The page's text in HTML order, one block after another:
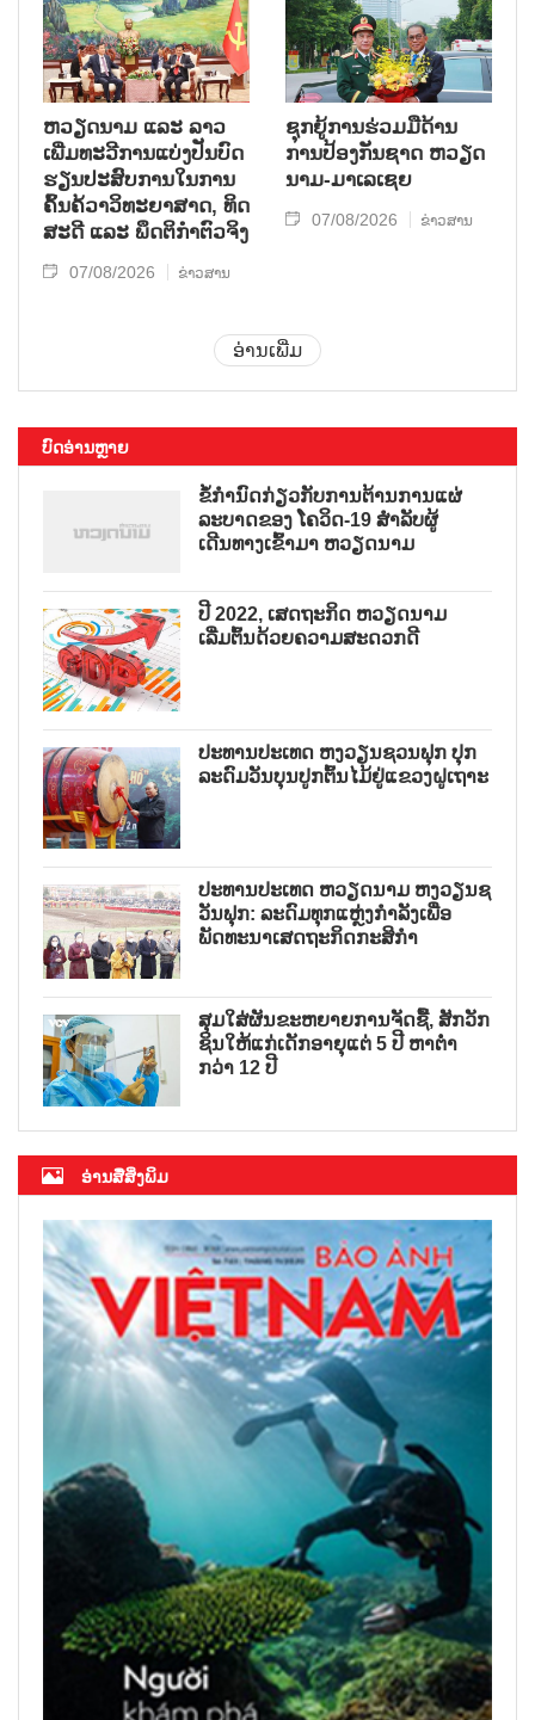
ຫວຽດ​ນາມ ແລະ ລາວ​
ເພີ່ມ​ທະ​ວີ​ການ​ແບ່​ງ​ປັນ​ບົດ​
ຮຽນ​ປະ​ສົບ​ການ​ໃນ​ການ​
ຄົ້ນ​ຄ້​ວາ​ວິ​ທະ​ຍາ​ສາດ, ທິດ​
ສະ​ດີ ແລະ ພຶດ​ຕິ​ກຳຕົວ​ຈິງ
07/08/2026 ຂ່າວສານ
ຊຸກ​ຍູ້​ການ​ຮ່ວມ​ມື​ດ້ານ​
ການ​ປ້ອງ​ກັນ​ຊາດ ຫວຽດ​
ນາມ-ມາ​ເລ​ເຊຍ
07/08/2026 ຂ່າວສານ
ອ່ານເພີ່ມ
ບົດອ່ານຫຼາຍ
ຂໍ້ກຳນົດກ່ຽວກັບການຕ້ານການແຜ່
ລະບາດຂອງ ໂຄວິດ-19 ສຳລັບຜູ້
ເດີນທາງເຂົ້າມາ ຫວຽດນາມ
ປີ 2022, ເສດຖະກິດ ຫວຽດນາມ
ເລີ່ມຕົ້ນດ້ວຍຄວາມສະດວກດີ
ປະທານປະເທດ ຫງວຽນຊວນຟຸກ ປຸກ
ລະດົມວັນບຸນປູກຕົ້ນໄມ້ຢູ່ແຂວງຝູເຖາະ
ປະທານປະເທດ ຫວຽດນາມ ຫງວຽນຊ
ວັນຟຸກ: ລະດົມທຸກແຫຼ່ງກຳລັງເພື່ອ
ພັດທະນາເສດຖະກິດກະສິກຳ
ສຸມໃສ່ຜັນຂະຫຍາຍການຈັດຊື້, ສັກວັກ
ຊິນໃຫ້ແກ່ເດັກອາຍຸແຕ່ 5 ປີ ຫາຕ່ຳ
ກວ່າ 12 ປີ
ອ່ານສື່ສິ່ງພິມ